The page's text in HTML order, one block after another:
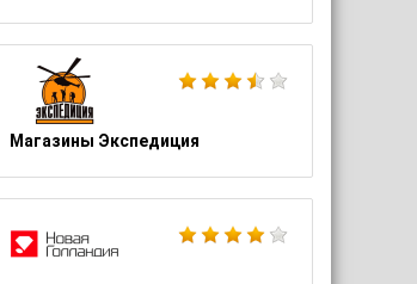
Магазины Экспедиция